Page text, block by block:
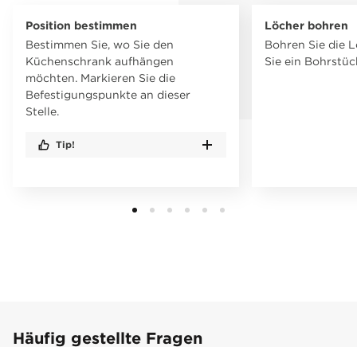
Position bestimmen
Bestimmen Sie, wo Sie den
Küchenschrank aufhängen
möchten. Markieren Sie die
Befestigungspunkte an dieser
Stelle.
Tip!
Löcher bohren
Bohren Sie die
Sie ein
Häufig gestellte Fragen